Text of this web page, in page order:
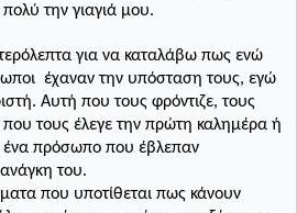
την γιαγιά μου.
για να καταλάβω πως ενώ
έχαναν την υπόσταση τους, εγώ
Αυτή που τους φρόντιζε, τους
που τους έλεγε την πρώτη καλημέρα ή
ένα πρόσωπο που έβλεπαν
του.
που υποτίθεται πως κάνουν